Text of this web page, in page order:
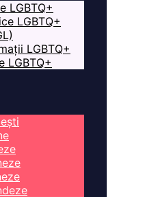
LGBTQ+
LGBTQ+
LGBTQ+
LGBTQ+